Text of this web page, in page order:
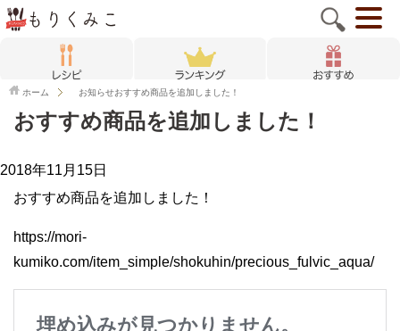
ホーム お知らせおすすめ商品を追加しました！
おすすめ商品を追加しました！
2018年11月15日
おすすめ商品を追加しました！
https://mori-
kumiko.com/item_simple/shokuhin/precious_fulvic_aqua/